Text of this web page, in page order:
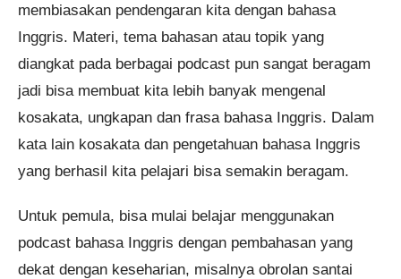
membiasakan pendengaran kita dengan bahasa
Inggris. Materi, tema bahasan atau topik yang
diangkat pada berbagai podcast pun sangat beragam
jadi bisa membuat kita lebih banyak mengenal
kosakata, ungkapan dan frasa bahasa Inggris. Dalam
kata lain kosakata dan pengetahuan bahasa Inggris
yang berhasil kita pelajari bisa semakin beragam.
Untuk pemula, bisa mulai belajar menggunakan
podcast bahasa Inggris dengan pembahasan yang
dekat dengan keseharian, misalnya obrolan santai